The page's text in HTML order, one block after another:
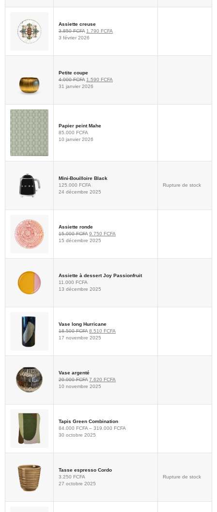
Assiette creuse
3.850FCFA 1.790 FCFA
3 février 2026
Petite coupe
4.000FCFA 1.590 FCFA
31 janvier 2026
Papier peint Mahe
85.000 FCFA
10 janvier 2026
Mini-Bouilloire Black
125.000 FCFA
24 décembre 2025
Rupture de stock
Assiette ronde
15.000FCFA 9.750 FCFA
15 décembre 2025
Assiette à dessert Joy Passionfruit
11.000 FCFA
13 décembre 2025
Vase long Hurricane
18.500FCFA 8.510 FCFA
17 novembre 2025
Vase argenté
20.000FCFA 7.620 FCFA
10 novembre 2025
Tapis Green Combination
84.000 FCFA – 319.000 FCFA
30 octobre 2025
Tasse espresso Cordo
3.250 FCFA
27 octobre 2025
Rupture de stock